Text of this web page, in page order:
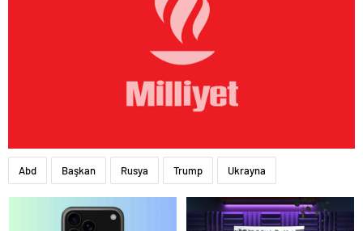
Abd Başkan Rusya Trump Ukrayna